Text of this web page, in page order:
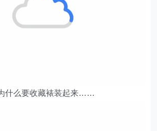
什么要收藏裱装起来……